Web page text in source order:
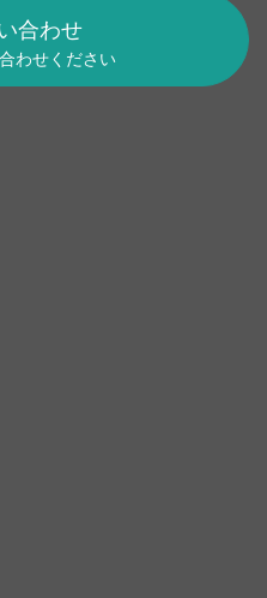
合わせ
わせください